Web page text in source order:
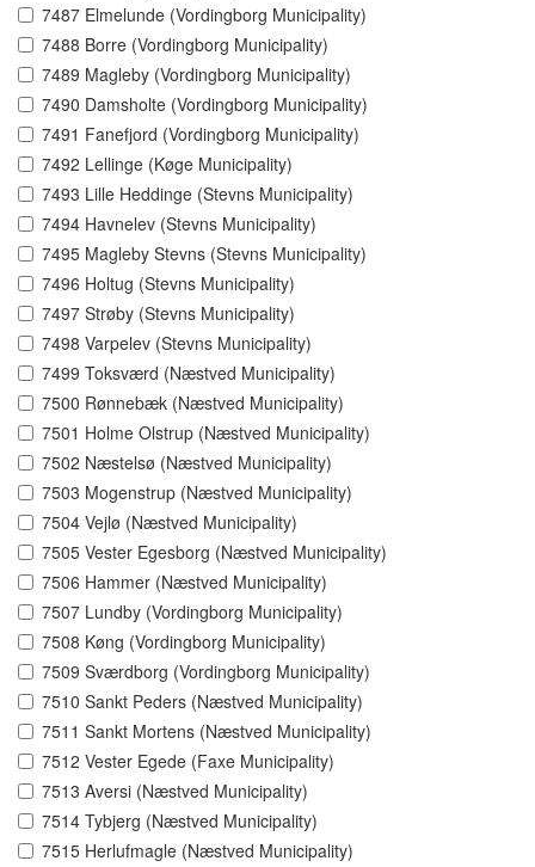
7487 Elmelunde (Vordingborg Municipality)
7488 Borre (Vordingborg Municipality)
7489 Magleby (Vordingborg Municipality)
7490 Damsholte (Vordingborg Municipality)
7491 Fanefjord (Vordingborg Municipality)
7492 Lellinge (Køge Municipality)
7493 Lille Heddinge (Stevns Municipality)
7494 Havnelev (Stevns Municipality)
7495 Magleby Stevns (Stevns Municipality)
7496 Holtug (Stevns Municipality)
7497 Strøby (Stevns Municipality)
7498 Varpelev (Stevns Municipality)
7499 Toksværd (Næstved Municipality)
7500 Rønnebæk (Næstved Municipality)
7501 Holme Olstrup (Næstved Municipality)
7502 Næstelsø (Næstved Municipality)
7503 Mogenstrup (Næstved Municipality)
7504 Vejlø (Næstved Municipality)
7505 Vester Egesborg (Næstved Municipality)
7506 Hammer (Næstved Municipality)
7507 Lundby (Vordingborg Municipality)
7508 Køng (Vordingborg Municipality)
7509 Sværdborg (Vordingborg Municipality)
7510 Sankt Peders (Næstved Municipality)
7511 Sankt Mortens (Næstved Municipality)
7512 Vester Egede (Faxe Municipality)
7513 Aversi (Næstved Municipality)
7514 Tybjerg (Næstved Municipality)
7515 Herlufmagle (Næstved Municipality)